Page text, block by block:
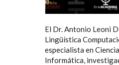
El Dr. Antonio Leoni
Lingüística
especialista en
Informática,